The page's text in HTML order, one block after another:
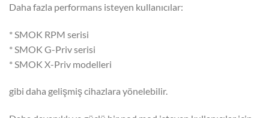
Daha fazla performans isteyen kullanıcılar:
* SMOK RPM serisi
* SMOK G-Priv serisi
* SMOK X-Priv modelleri
gibi daha gelişmiş cihazlara yönelebilir.